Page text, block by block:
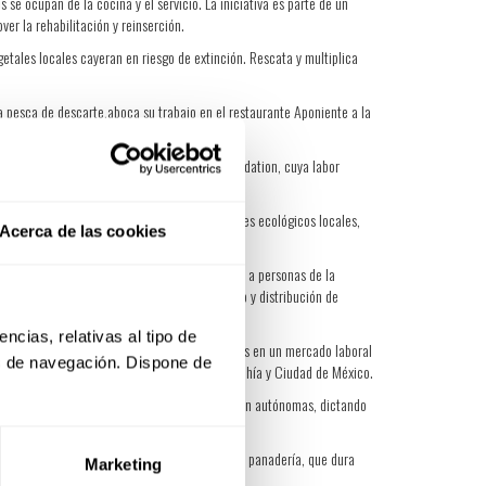
Acerca de las cookies
relativas al tipo de
navegación. Dispone de
Marketing
la rehabilitación y reinserción.
locales cayeran en riesgo de extinción. Rescata y multiplica
de descarte,aboca su trabajo en el restaurante Aponiente a la
nuevas generaciones, creó Chef Ann Foundation, cuya labor
preparada diariamente en las escuelas.
que establece con productores y agricultores ecológicos locales,
atender con comidas sanas y nutritivas a personas de la
a sus pares en una cadena de apoyo y distribución de
en zonas populares, para luego insertarlos en un mercado laboral
extiende en Río de Janeiro, Salvador de Bahía y Ciudad de México.
o personas con limitaciones visuales sean autónomas, dictando
programa remunerado de entrenamiento en panadería, que dura
económica.